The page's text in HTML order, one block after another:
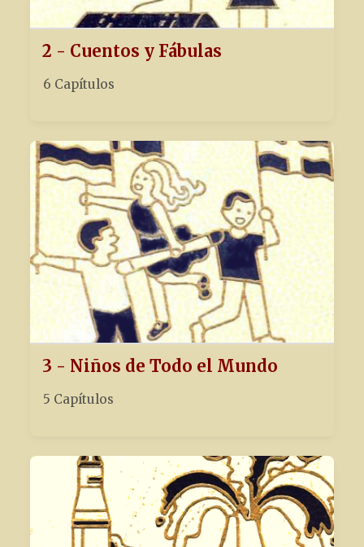
2 - Cuentos y Fábulas
6 Capítulos
3 - Niños de Todo el Mundo
5 Capítulos